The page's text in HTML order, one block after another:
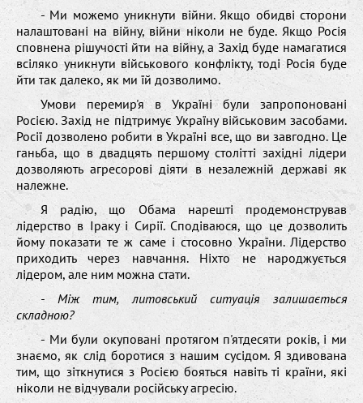
- Ми можемо уникнути війни. Якщо обидві сторони
налаштовані на війну, війни ніколи не буде. Якщо Росія
сповнена рішучості йти на війну, а Захід буде намагатися
всіляко уникнути військового конфлікту, тоді Росія буде
йти так далеко, як ми їй дозволимо.
Умови перемир'я в Україні були запропоновані
Росією. Захід не підтримує Україну військовим засобами.
Росії дозволено робити в Україні все, що ви завгодно. Це
ганьба, що в двадцять першому столітті західні лідери
дозволяють агресорові діяти в незалежній державі як
належне.
Я радію, що Обама нарешті продемонстрував
лідерство в Іраку і Сирії. Сподіваюся, що це дозволить
йому показати те ж саме і стосовно України. Лідерство
приходить через навчання. Ніхто не народжується
лідером, але ним можна стати.
- Між тим, литовський ситуація залишається
складною?
- Ми були окуповані протягом п'ятдесяти років, і ми
знаємо, як слід боротися з нашим сусідом. Я здивована
тим, що зіткнутися з Росією бояться навіть ті країни, які
ніколи не відчували російську агресію.